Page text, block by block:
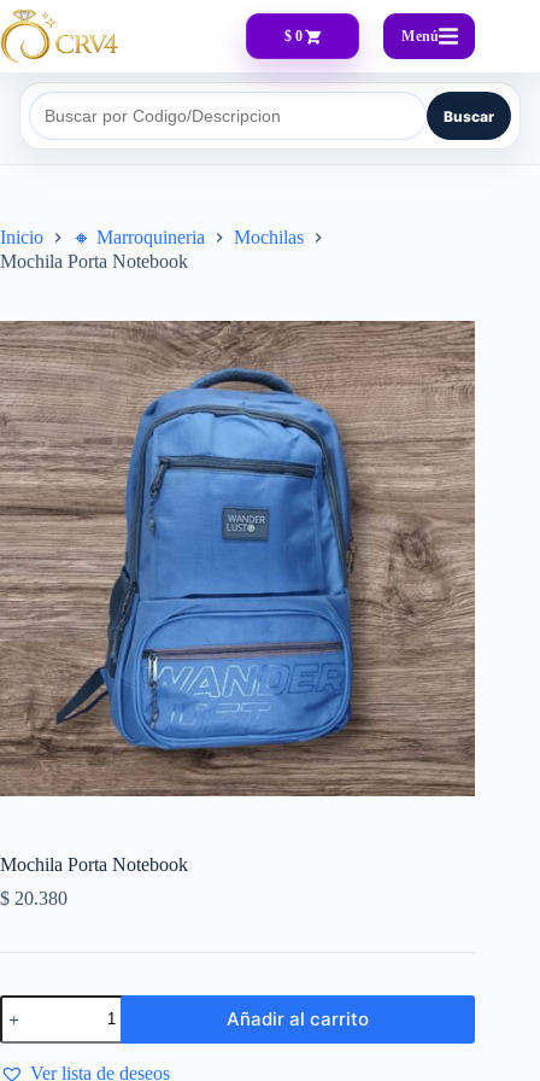
$ 0 Menú
Buscar por Codigo/Descripcion Buscar
Inicio 🔸​ Marroquineria
Mochilas
Mochila Porta Notebook
Mochila Porta Notebook
$ 20.380
Añadir al carrito
Ver lista de deseos